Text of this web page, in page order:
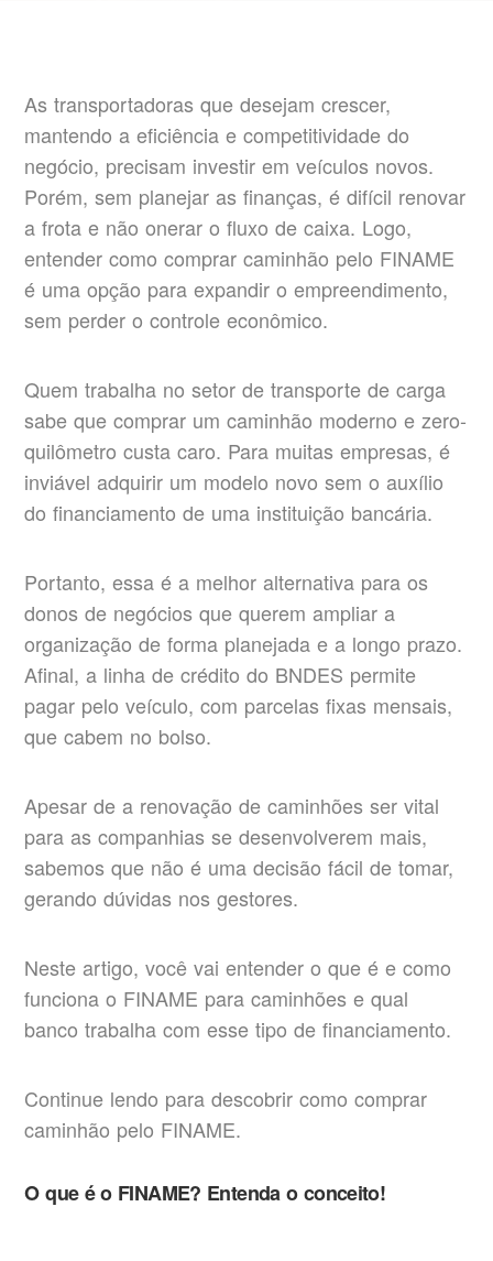
As transportadoras que desejam crescer,
mantendo a eficiência e competitividade do
negócio, precisam investir em veículos novos.
Porém, sem planejar as finanças, é difícil renovar
a frota e não onerar o fluxo de caixa. Logo,
entender como comprar caminhão pelo FINAME
é uma opção para expandir o empreendimento,
sem perder o controle econômico.
Quem trabalha no setor de transporte de carga
sabe que comprar um caminhão moderno e zero-
quilômetro custa caro. Para muitas empresas, é
inviável adquirir um modelo novo sem o auxílio
do financiamento de uma instituição bancária.
Portanto, essa é a melhor alternativa para os
donos de negócios que querem ampliar a
organização de forma planejada e a longo prazo.
Afinal, a linha de crédito do BNDES permite
pagar pelo veículo, com parcelas fixas mensais,
que cabem no bolso.
Apesar de a renovação de caminhões ser vital
para as companhias se desenvolverem mais,
sabemos que não é uma decisão fácil de tomar,
gerando dúvidas nos gestores.
Neste artigo, você vai entender o que é e como
funciona o FINAME para caminhões e qual
banco trabalha com esse tipo de financiamento.
Continue lendo para descobrir como comprar
caminhão pelo FINAME.
O que é o FINAME? Entenda o conceito!